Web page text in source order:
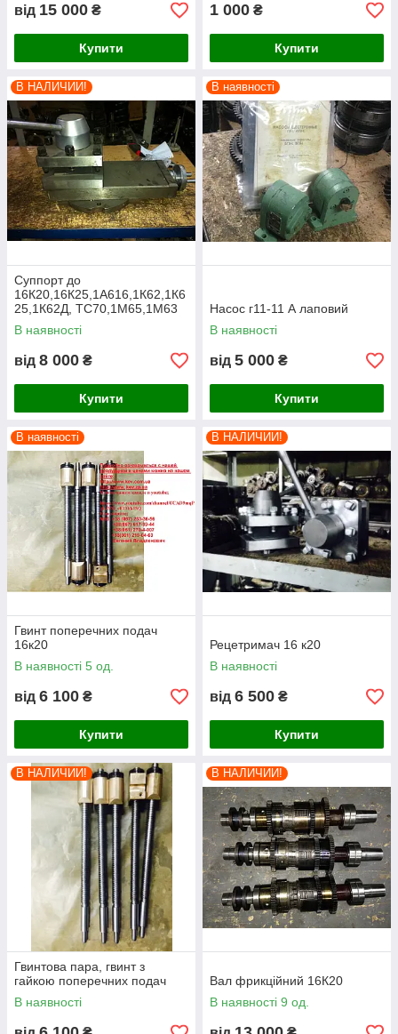
від 15 000 ₴
Купити
1 000 ₴
Купити
В НАЛИЧИИ!
Суппорт до
16К20,16К25,1А616,1К62,1К6
25,1К62Д, ТС70,1М65,1М63
В наявності
від 8 000 ₴
Купити
В наявності
Насос г11-11 А лаповий
В наявності
від 5 000 ₴
Купити
В наявності
Гвинт поперечних подач
16к20
В наявності 5 од.
від 6 100 ₴
Купити
В НАЛИЧИИ!
Рецетримач 16 к20
В наявності
від 6 500 ₴
Купити
В НАЛИЧИИ!
Гвинтова пара, гвинт з
гайкою поперечних подач
В наявності
В НАЛИЧИИ!
Вал фрикційний 16К20
В наявності 9 од.